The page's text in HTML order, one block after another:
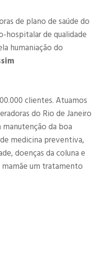
de plano de saúde do
hospitalar de qualidade
humaniação do
clientes. Atuamos
do Rio de Janeiro
manutenção da boa
medicina preventiva,
doenças da coluna e
um tratamento